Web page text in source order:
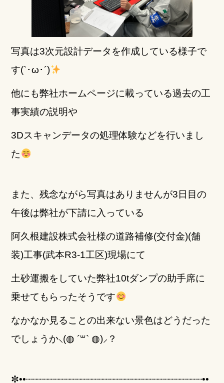
写真は3次元設計データを作成している様子で
す(`･ω･´)
他にも弊社ホームページに載っている過去の工
事実績の説明や
3Dスキャンデータの処理体験などを行いまし
た
また、残念ながら写真はありませんが3日目の
午後は弊社が下請に入っている
阿久根建設株式会社様の道路補修(交付金)(舗
装)工事(武本R3-1工区)現場にて
土砂運搬をしていた弊社10tダンプの助手席に
乗せてもらったそうです
なかなか見ることの出来ない景色はどうだった
でしょうか⸜(◍ ´꒳` ◍)⸝？
✼••┈┈┈┈┈┈┈┈┈┈┈┈┈┈┈┈┈┈┈┈┈┈┈┈┈┈┈┈┈┈┈┈••